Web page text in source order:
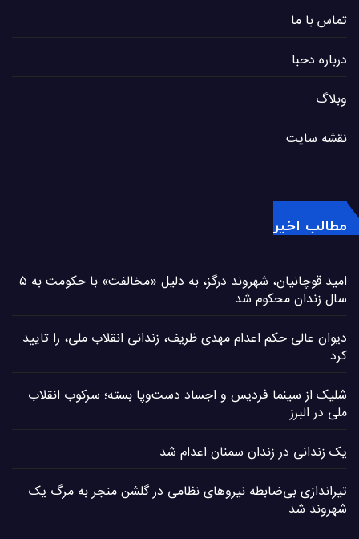
تماس با ما
درباره دحبا
وبلاگ
نقشه سایت
مطالب اخیر
امید قوچانیان، شهروند درگز، به دلیل «مخالفت» با حکومت به ۵
سال زندان محکوم شد
دیوان عالی حکم اعدام مهدی ظریف، زندانی انقلاب ملی، را تایید
کرد
شلیک از سینما فردیس و اجساد دست‌وپا بسته؛ سرکوب انقلاب
ملی در البرز
یک زندانی در زندان سمنان اعدام شد
تیراندازی بی‌ضابطه نیروهای نظامی در گلشن منجر به مرگ یک
شهروند شد